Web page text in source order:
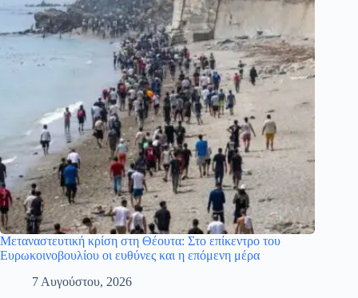
Μεταναστευτική κρίση στη Θέουτα: Στο επίκεντρο του
Ευρωκοινοβουλίου οι ευθύνες και η επόμενη μέρα
7 Αυγούστου, 2026